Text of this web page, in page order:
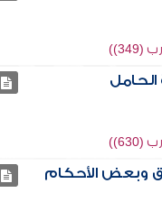
وبعض الأحكام